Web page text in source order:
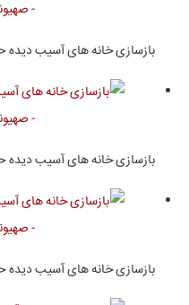
بازسازی خانه های آسیب دیده
بازسازی خانه های آسیب دیده
بازسازی خانه های آسیب دیده